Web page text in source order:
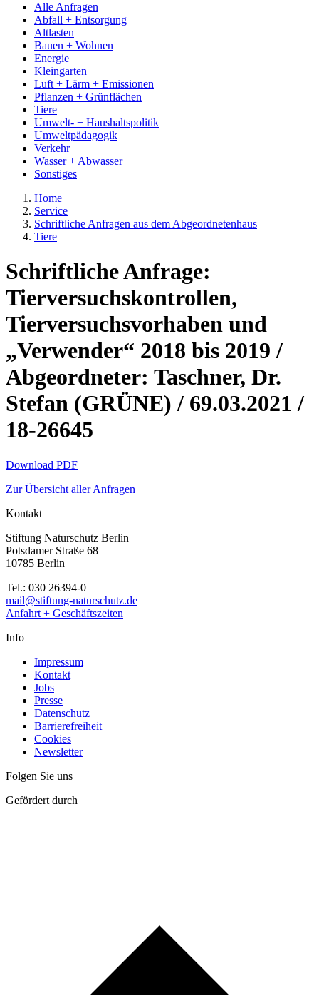
Alle Anfragen
Abfall + Entsorgung
Altlasten
Bauen + Wohnen
Energie
Kleingarten
Luft + Lärm + Emissionen
Pflanzen + Grünflächen
Tiere
Umwelt- + Haushaltspolitik
Umweltpädagogik
Verkehr
Wasser + Abwasser
Sonstiges
Home
Service
Schriftliche Anfragen aus dem Abgeordnetenhaus
Tiere
Schriftliche Anfrage:
Tierversuchskontrollen,
Tierversuchsvorhaben und
„Verwender“ 2018 bis 2019 /
Abgeordneter: Taschner, Dr.
Stefan (GRÜNE) / 69.03.2021 /
18-26645
Download PDF
Zur Übersicht aller Anfragen
Kontakt
Stiftung Naturschutz Berlin
Potsdamer Straße 68
10785 Berlin
Tel.: 030 26394-0
mail@stiftung-naturschutz.de
Anfahrt + Geschäftszeiten
Info
Impressum
Kontakt
Jobs
Presse
Datenschutz
Barrierefreiheit
Cookies
Newsletter
Folgen Sie uns
Gefördert durch